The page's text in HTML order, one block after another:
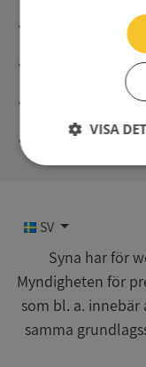
Inga kopior
Säker
Direkt digital
Syna -
SV
Syna har för
Myndigheten för
som bl. a.
samma
VISA
Strikt